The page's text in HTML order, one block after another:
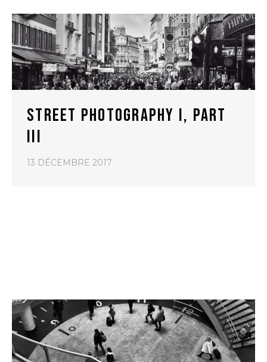
STREET PHOTOGRAPHY I, PART
III
13 DÉCEMBRE 2017